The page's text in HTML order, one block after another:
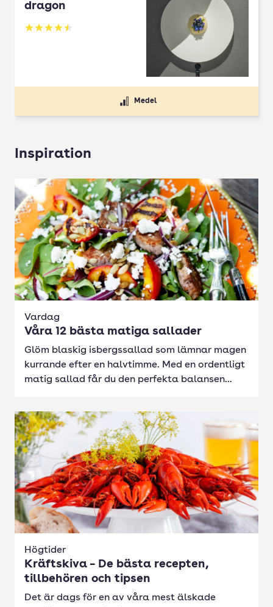
dragon
Betyg: 4.5 av 5
Medel
Inspiration
Vardag
Våra 12 bästa matiga sallader
Glöm blaskig isbergssallad som lämnar magen
kurrande efter en halvtimme. Med en ordentligt
matig sallad får du den perfekta balansen...
Högtider
Kräftskiva – De bästa recepten,
tillbehören och tipsen
Det är dags för en av våra mest älskade